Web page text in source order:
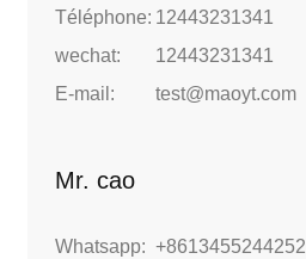
Téléphone: 12443231341
wechat:
12443231341
E-mail:
test@maoyt.com
Mr. cao
Whatsapp: +8613455244252